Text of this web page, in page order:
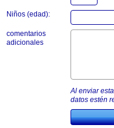
Niños (edad):
comentarios
adicionales
Al enviar
datos estén